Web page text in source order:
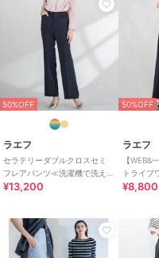
／スラックス
レディース
／ スラックス
キャメル、ブラック、チャコール
グレー
7号,9号,11号
商品のお取り扱い方法
洗濯機、漂白不可、タンブル乾燥
不可、自然乾燥、アイロン仕上げ
ング可
パンツ
50%OFF
ラエフ
セラテリーダブルクロスセミ
フレアパンツ≪洗濯機で洗え
る≫
¥13,200
50%OFF
ラエフ
【WEB&
トライプ
¥8,800